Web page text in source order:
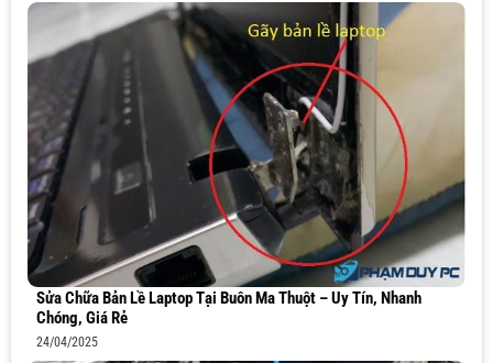
Sửa Chữa Bản Lề Laptop Tại Buôn Ma Thuột – Uy Tín, Nhanh
Chóng, Giá Rẻ
24/04/2025